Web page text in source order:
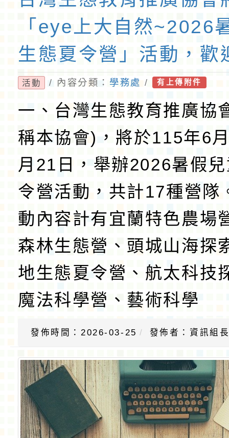
「eye上大自然~2026
生態夏令營」活動，歡
活動 / 內容分類： 學務處 / 有上傳附件
一、台灣生態教育推廣協
稱本協會)，將於115年6
月21日，舉辦2026暑假
令營活動，共計17種營隊
動內容計有宜蘭特色農場
森林生態營、頭城山海探
地生態夏令營、航太科技
魔法科學營、藝術科學
發佈時間：2026-03-25 發佈者：資訊組